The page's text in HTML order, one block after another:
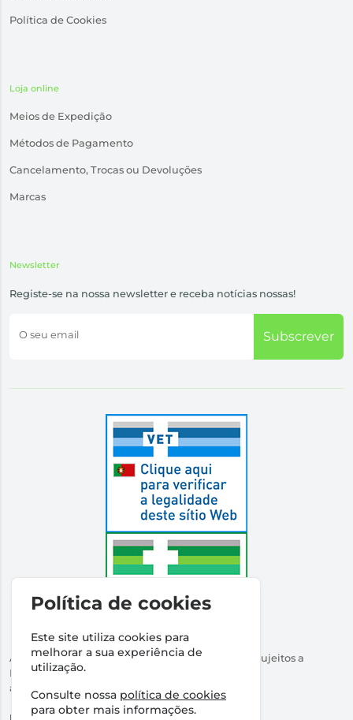
Política de Cookies
Loja online
Meios de Expedição
Métodos de Pagamento
Cancelamento, Trocas ou Devoluções
Marcas
Newsletter
Registe-se na nossa newsletter e receba notícias nossas!
O seu email Subscrever
Autorizado a Disponibilizar Medicamentos Não Sujeitos a
Receita Médica
através da Internet pelo Infarmed. I.P.
Direção Técnica:Dr Ricardo Santos
Política de cookies
Este site utiliza cookies para
melhorar a sua experiência de
utilização.
Consulte nossa política de cookies
para obter mais informações.